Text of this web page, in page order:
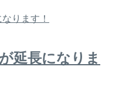
延長になりま